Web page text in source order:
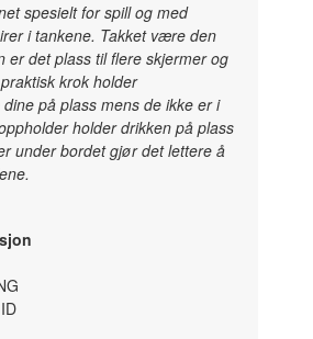
spesielt for spill og med
i tankene. Takket være den
er det plass til flere skjermer og
krok holder
på plass mens de ikke er i
holder drikken på plass
under bordet gjør det lettere å